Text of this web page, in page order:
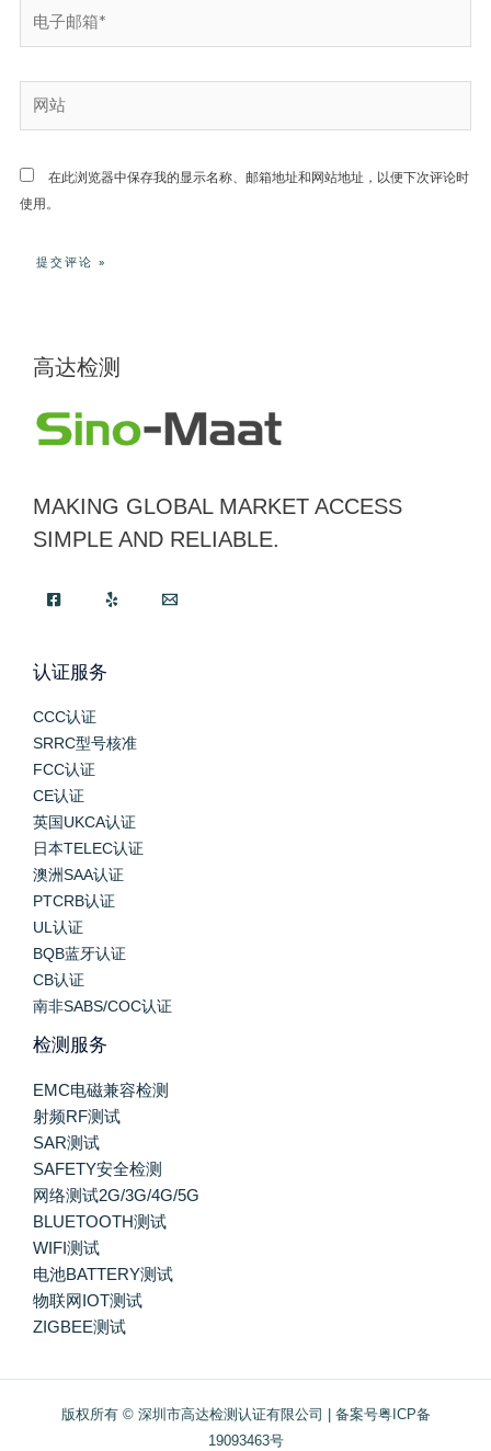
在此浏览器中保存我的显示名称、邮箱地址和网站地址，以便下次评论时
使用。
高达检测
MAKING GLOBAL MARKET ACCESS
SIMPLE AND RELIABLE.
认证服务
CCC认证
SRRC型号核准
FCC认证
CE认证
英国UKCA认证
日本TELEC认证
澳洲SAA认证
PTCRB认证
UL认证
BQB蓝牙认证
CB认证
南非SABS/COC认证
检测服务
EMC电磁兼容检测
射频RF测试
SAR测试
SAFETY安全检测
网络测试2G/3G/4G/5G
BLUETOOTH测试
WIFI测试
电池BATTERY测试
物联网IOT测试
ZIGBEE测试
版权所有 © 深圳市高达检测认证有限公司 | 备案号粤ICP备
19093463号